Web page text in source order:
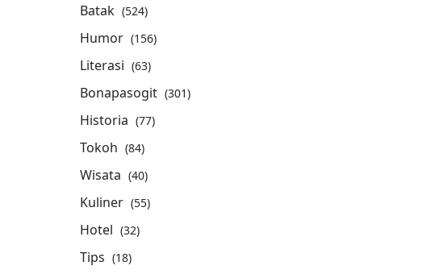
Batak (524)
Humor (156)
Literasi (63)
Bonapasogit (301)
Historia (77)
Tokoh (84)
Wisata (40)
Kuliner (55)
Hotel (32)
Tips (18)